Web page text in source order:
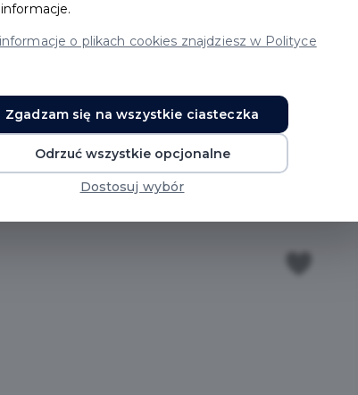
o plikach cookies znajdziesz w Polityce
Zgadzam się na wszystkie ciasteczka
Odrzuć wszystkie opcjonalne
Dostosuj wybór